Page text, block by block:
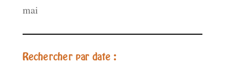
mai
Rechercher par date :